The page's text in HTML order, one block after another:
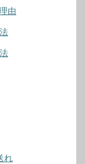
由
れ